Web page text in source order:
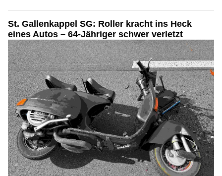
St. Gallenkappel SG: Roller kracht ins Heck
eines Autos – 64-Jähriger schwer verletzt